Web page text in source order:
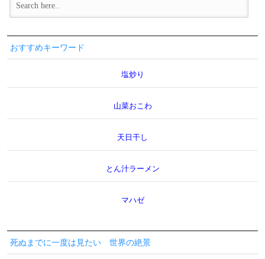
おすすめキーワード
塩炒り
山菜おこわ
天日干し
とん汁ラーメン
マハゼ
死ぬまでに一度は見たい 世界の絶景